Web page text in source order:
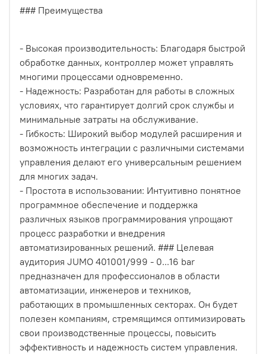
### Преимущества
- Высокая производительность: Благодаря быстрой
обработке данных, контроллер может управлять
многими процессами одновременно.
- Надежность: Разработан для работы в сложных
условиях, что гарантирует долгий срок службы и
минимальные затраты на обслуживание.
- Гибкость: Широкий выбор модулей расширения и
возможность интеграции с различными системами
управления делают его универсальным решением
для многих задач.
- Простота в использовании: Интуитивно понятное
программное обеспечение и поддержка
различных языков программирования упрощают
процесс разработки и внедрения
автоматизированных решений. ### Целевая
аудитория JUMO 401001/999 - 0...16 bar
предназначен для профессионалов в области
автоматизации, инженеров и техников,
работающих в промышленных секторах. Он будет
полезен компаниям, стремящимся оптимизировать
свои производственные процессы, повысить
эффективность и надежность систем управления.